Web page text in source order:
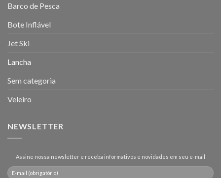
Barco de Pesca
Bote Inflável
Jet Ski
Lancha
Sem categoria
Veleiro
NEWSLETTER
Assine nossa newsletter e receba informativos e novidades em seu e-mail